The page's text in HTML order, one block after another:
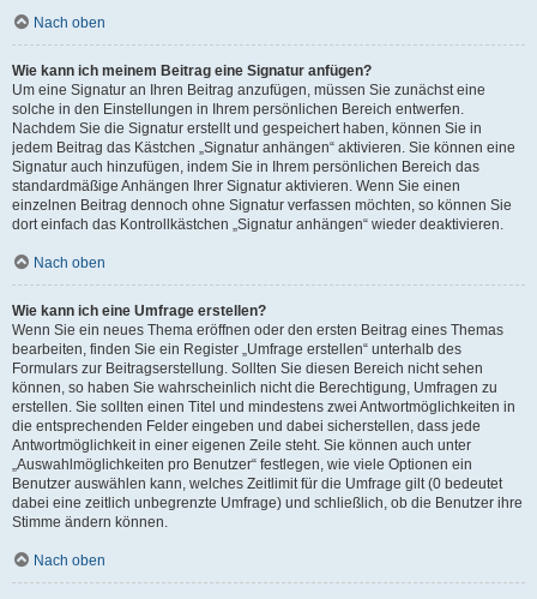
Nach oben
Wie kann ich meinem Beitrag eine Signatur anfügen?
Um eine Signatur an Ihren Beitrag anzufügen, müssen Sie zunächst eine
solche in den Einstellungen in Ihrem persönlichen Bereich entwerfen.
Nachdem Sie die Signatur erstellt und gespeichert haben, können Sie in
jedem Beitrag das Kästchen „Signatur anhängen“ aktivieren. Sie können eine
Signatur auch hinzufügen, indem Sie in Ihrem persönlichen Bereich das
standardmäßige Anhängen Ihrer Signatur aktivieren. Wenn Sie einen
einzelnen Beitrag dennoch ohne Signatur verfassen möchten, so können Sie
dort einfach das Kontrollkästchen „Signatur anhängen“ wieder deaktivieren.
Nach oben
Wie kann ich eine Umfrage erstellen?
Wenn Sie ein neues Thema eröffnen oder den ersten Beitrag eines Themas
bearbeiten, finden Sie ein Register „Umfrage erstellen“ unterhalb des
Formulars zur Beitragserstellung. Sollten Sie diesen Bereich nicht sehen
können, so haben Sie wahrscheinlich nicht die Berechtigung, Umfragen zu
erstellen. Sie sollten einen Titel und mindestens zwei Antwortmöglichkeiten in
die entsprechenden Felder eingeben und dabei sicherstellen, dass jede
Antwortmöglichkeit in einer eigenen Zeile steht. Sie können auch unter
„Auswahlmöglichkeiten pro Benutzer“ festlegen, wie viele Optionen ein
Benutzer auswählen kann, welches Zeitlimit für die Umfrage gilt (0 bedeutet
dabei eine zeitlich unbegrenzte Umfrage) und schließlich, ob die Benutzer ihre
Stimme ändern können.
Nach oben